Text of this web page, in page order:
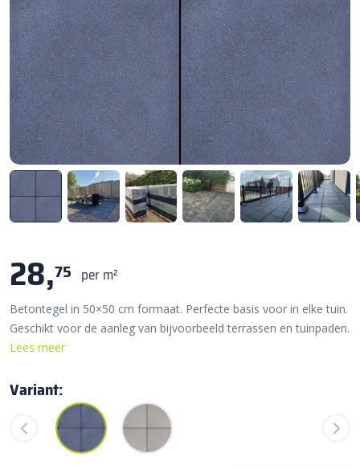
28,75 per m²
Betontegel in 50×50 cm formaat. Perfecte basis voor in elke tuin.
Geschikt voor de aanleg van bijvoorbeeld terrassen en tuinpaden.
Lees meer
Variant: